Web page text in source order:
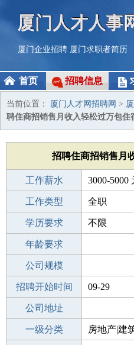
厦门人才人事
厦门企业招聘 厦门求职者简历
首页 招聘信息
当前位置： 厦门人才网招聘网 >
聘住商招销售月收入轻松过万包住
招聘住商招销售月
工作薪水 3000-5000
招聘人数 10人
工作类型 全职
性别要求 -
学历要求 不限
工作经验
年龄要求
工作地点
公司规模
公司电话
招聘开始时间 09-29
招聘结束时间
公司地址
一级分类 房地产|建